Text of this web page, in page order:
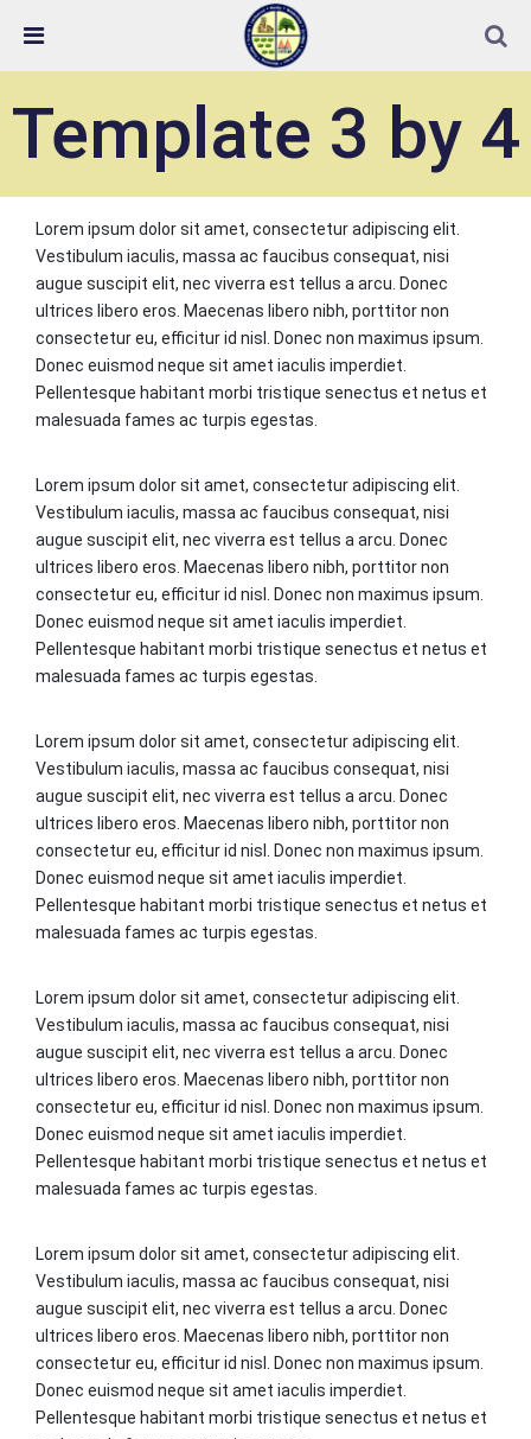
Detected no support in your browser for text to speech
widget
Template 3 by 4
Lorem ipsum dolor sit amet, consectetur adipiscing elit.
Vestibulum iaculis, massa ac faucibus consequat, nisi
augue suscipit elit, nec viverra est tellus a arcu. Donec
ultrices libero eros. Maecenas libero nibh, porttitor non
consectetur eu, efficitur id nisl. Donec non maximus ipsum.
Donec euismod neque sit amet iaculis imperdiet.
Pellentesque habitant morbi tristique senectus et netus et
malesuada fames ac turpis egestas.
Lorem ipsum dolor sit amet, consectetur adipiscing elit.
Vestibulum iaculis, massa ac faucibus consequat, nisi
augue suscipit elit, nec viverra est tellus a arcu. Donec
ultrices libero eros. Maecenas libero nibh, porttitor non
consectetur eu, efficitur id nisl. Donec non maximus ipsum.
Donec euismod neque sit amet iaculis imperdiet.
Pellentesque habitant morbi tristique senectus et netus et
malesuada fames ac turpis egestas.
Lorem ipsum dolor sit amet, consectetur adipiscing elit.
Vestibulum iaculis, massa ac faucibus consequat, nisi
augue suscipit elit, nec viverra est tellus a arcu. Donec
ultrices libero eros. Maecenas libero nibh, porttitor non
consectetur eu, efficitur id nisl. Donec non maximus ipsum.
Donec euismod neque sit amet iaculis imperdiet.
Pellentesque habitant morbi tristique senectus et netus et
malesuada fames ac turpis egestas.
Lorem ipsum dolor sit amet, consectetur adipiscing elit.
Vestibulum iaculis, massa ac faucibus consequat, nisi
augue suscipit elit, nec viverra est tellus a arcu. Donec
ultrices libero eros. Maecenas libero nibh, porttitor non
consectetur eu, efficitur id nisl. Donec non maximus ipsum.
Donec euismod neque sit amet iaculis imperdiet.
Pellentesque habitant morbi tristique senectus et netus et
malesuada fames ac turpis egestas.
Lorem ipsum dolor sit amet, consectetur adipiscing elit.
Vestibulum iaculis, massa ac faucibus consequat, nisi
augue suscipit elit, nec viverra est tellus a arcu. Donec
ultrices libero eros. Maecenas libero nibh, porttitor non
consectetur eu, efficitur id nisl. Donec non maximus ipsum.
Donec euismod neque sit amet iaculis imperdiet.
Pellentesque habitant morbi tristique senectus et netus et